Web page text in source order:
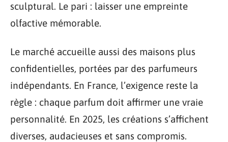
sculptural. Le pari : laisser une empreinte
olfactive mémorable.
Le marché accueille aussi des maisons plus
confidentielles, portées par des parfumeurs
indépendants. En France, l’exigence reste la
règle : chaque parfum doit affirmer une vraie
personnalité. En 2025, les créations s’affichent
diverses, audacieuses et sans compromis.